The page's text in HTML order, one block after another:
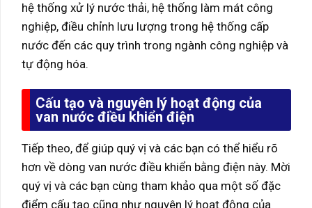
hệ thống xử lý nước thải, hệ thống làm mát công
nghiệp, điều chỉnh lưu lượng trong hệ thống cấp
nước đến các quy trình trong ngành công nghiệp và
tự động hóa.
Cấu tạo và nguyên lý hoạt động của
van nước điều khiển điện
Tiếp theo, để giúp quý vị và các bạn có thể hiểu rõ
hơn về dòng van nước điều khiển bằng điện này. Mời
quý vị và các bạn cùng tham khảo qua một số đặc
điểm cấu tạo cũng như nguyên lý hoạt động của